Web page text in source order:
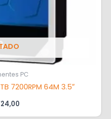
PC
7200RPM 64M 3.5″